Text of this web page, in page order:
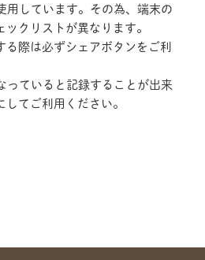
用しています。その為、端末の
クリストが異なります。
際は必ずシェアボタンをご利
っていると記録することが出来
てご利用ください。